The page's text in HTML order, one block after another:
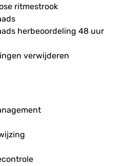
ritmestrook
herbeoordeling 48 uur
verwijderen